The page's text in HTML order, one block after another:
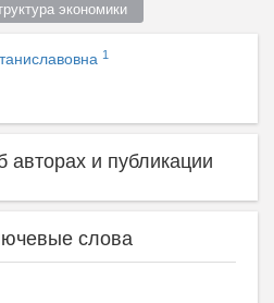
экономики
1
и публикации
слова